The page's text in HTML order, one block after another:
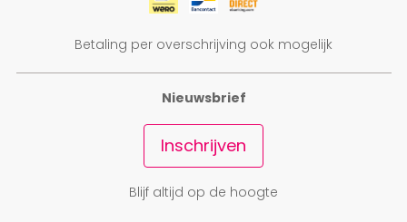
Betaling per overschrijving ook mogelijk
Nieuwsbrief
Inschrijven
Blijf altijd op de hoogte